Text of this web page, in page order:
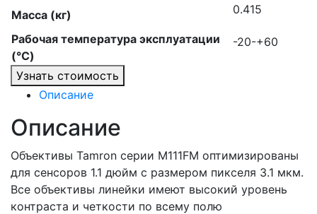
Масса (кг) 0.415
Рабочая температура эксплуатации
(°C)
-20-+60
Узнать стоимость
Описание
Описание
Объективы Tamron серии M111FM оптимизированы
для сенсоров 1.1 дюйм с размером пикселя 3.1 мкм.
Все объективы линейки имеют высокий уровень
контраста и четкости по всему полю